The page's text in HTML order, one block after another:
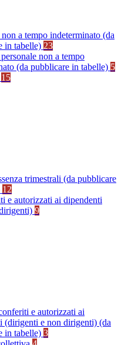
non a tempo indeterminato (da
in tabelle) 23
non a tempo
(da pubblicare in tabelle) 5
15
trimestrali (da pubblicare
12
e autorizzati ai dipendenti
9
e autorizzati ai
(dirigenti e non dirigenti) (da
in tabelle) 3